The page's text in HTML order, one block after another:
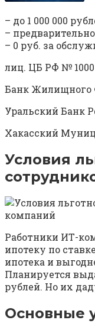
– до 1 000 000
–
– 0 руб. за
лиц. ЦБ РФ № 1000
Банк Жилищного
Уральский Банк
Хакасский
Условия
Работники ИТ-
ипотеку по
ипотека и
Планируется
рублей. Но их
Основные